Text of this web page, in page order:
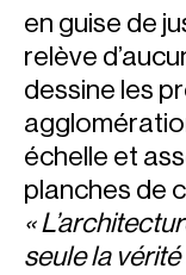
en guise de
relève
dessine les
échelle et
planches de
«
seule la vérité